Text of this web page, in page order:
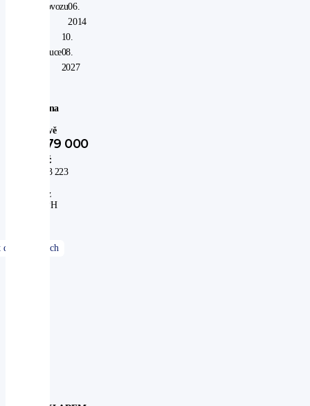
provozu06.
2014
záruce
10.
08.
2027
Cena
slevě
379 000
Kč
313 223
bez
DPH